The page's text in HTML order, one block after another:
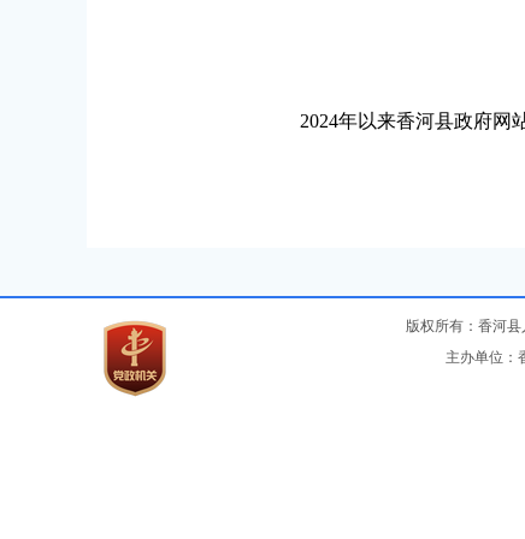
2024年以来香河县政府网站
版权所有：香河
主办单位：